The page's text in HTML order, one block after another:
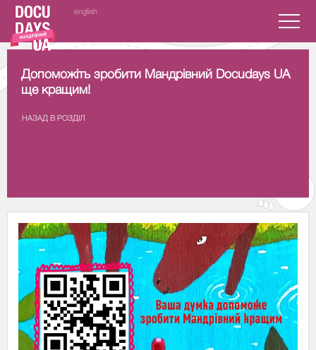
english
Допоможіть зробити Мандрівний Docudays UA
ще кращим!
НАЗАД В РОЗДIЛ